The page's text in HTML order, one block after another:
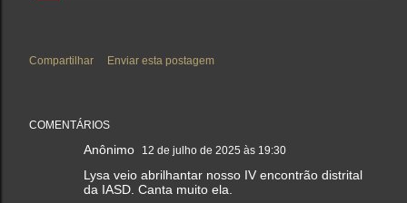
Compartilhar Enviar esta postagem
COMENTÁRIOS
Anônimo 12 de julho de 2025 às 19:30
Lysa veio abrilhantar nosso IV encontrão distrital
da IASD. Canta muito ela.